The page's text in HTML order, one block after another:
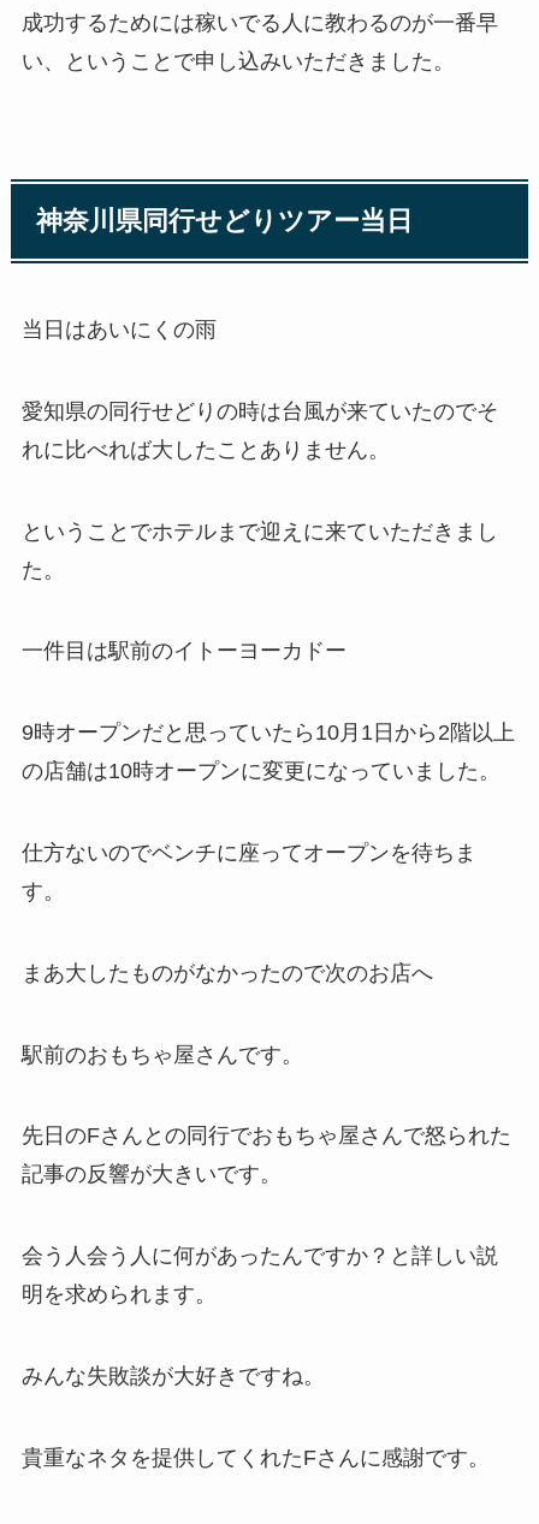
成功するためには稼いでる人に教わるのが一番早
い、ということで申し込みいただきました。
神奈川県同行せどりツアー当日
当日はあいにくの雨
愛知県の同行せどりの時は台風が来ていたのでそ
れに比べれば大したことありません。
ということでホテルまで迎えに来ていただきまし
た。
一件目は駅前のイトーヨーカドー
9時オープンだと思っていたら10月1日から2階以上
の店舗は10時オープンに変更になっていました。
仕方ないのでベンチに座ってオープンを待ちま
す。
まあ大したものがなかったので次のお店へ
駅前のおもちゃ屋さんです。
先日のFさんとの同行でおもちゃ屋さんで怒られた
記事の反響が大きいです。
会う人会う人に何があったんですか？と詳しい説
明を求められます。
みんな失敗談が大好きですね。
貴重なネタを提供してくれたFさんに感謝です。